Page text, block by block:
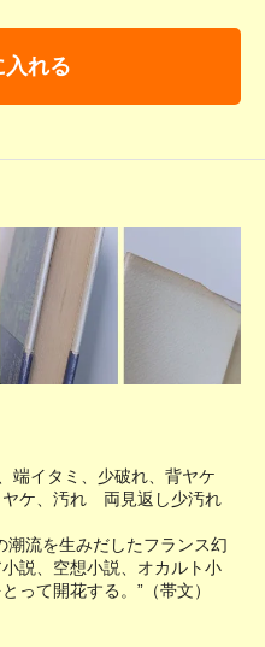
入れる
イタミ、少破れ、背ヤケ
ケ、汚れ 両見返し少汚れ
潮流を生みだしたフランス幻
説、空想小説、オカルト小
って開花する。”（帯文）